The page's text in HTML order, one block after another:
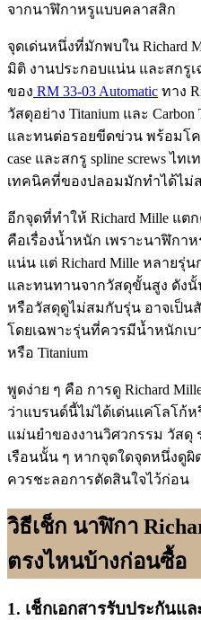
จากนาฬิกาหรูแบบคลาสสิก
จุดเด่นหนึ่งที่มักพบใน Richard
มิติ งานประกอบแน่น และสกรู
ของ RM 33-03 Automatic ทาง
วัสดุอย่าง Titanium และ
และทนต่อรอยขีดข่วน พร้อมโค
case และสกรู spline screws ไท
เทคนิคที่ของปลอมมักทำได้ไ
อีกจุดที่ทำให้ Richard Mille แ
คือเรื่องน้ำหนัก เพราะนาฬิกา
แน่น แต่ Richard Mille หลายรุ่
และทนทานจากวัสดุขั้นสูง ดัง
หรือวัสดุดูไม่สมกับรุ่น อาจเป็
โดยเฉพาะรุ่นที่ควรมีน้ำหนักเบ
หรือ Titanium
พูดง่าย ๆ คือ การดู Richard
ว่าแบรนด์นี้ไม่ได้เด่นแค่โลโก้
แม่นยำของงานวิศวกรรม วัสดุ
เรือนนั้น ๆ หากจุดใดจุดหนึ่งดูผิ
ควรชะลอการตัดสินใจไว้ก่อน
วิธีเช็ก นาฬิกา
ตรงไหนบ้างก่อนซื้อ
1. เช็กเอกสารรับประกันแ